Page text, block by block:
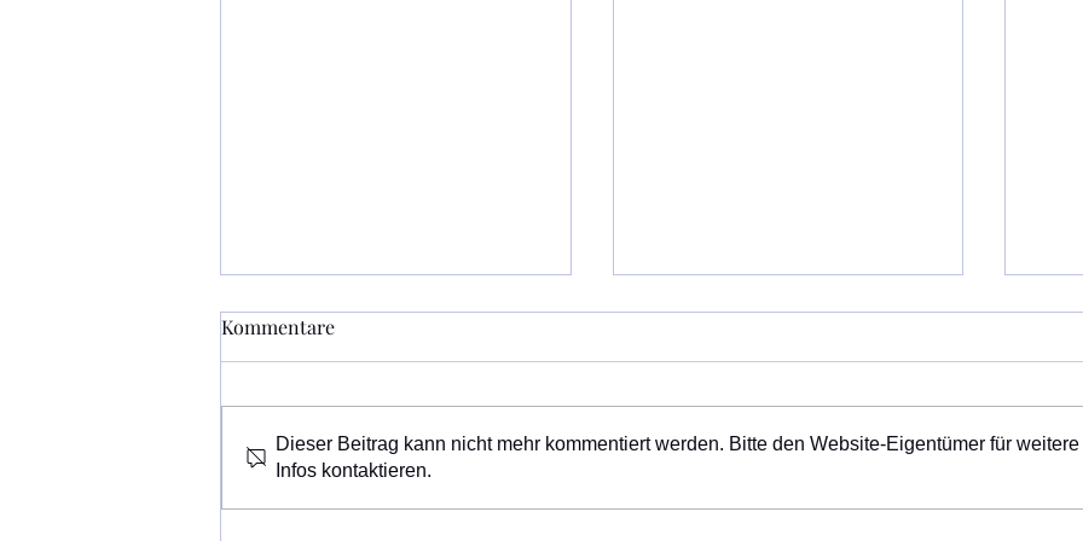
Museum Vinum Celticum im
finden. Das Museum ist ab 6.
September 2026 wieder geöffnet.
Jakobusweg - Wanderung am
Kommentare
Dieser Beitrag kann nicht mehr kommentiert werden. Bitte den Website-Eigentümer für weitere
Infos kontaktieren.